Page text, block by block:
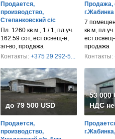
Продается,
производство,
Степанковский с/с
Пл. 1260 кв.м., 1 / 1, пл.уч.
162.59 сот, ест.освещ-е,
эл-во, продажа
Контакты: +375 29 292-5...
Продажа,
г.Жабинка
7
кв.м,
продажа
Контакты:
до 79 500 USD
Продается,
производство,
53 000
НДС